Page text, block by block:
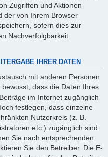
Zugriffen und Aktionen
der von Ihrem Browser
sofern dies zur
Nachverfolgbarkeit
IHRER DATEN
mit anderen Personen
dass die Daten Ihres
im Internet zugänglich
festlegen, dass einzelne
Nutzerkreis (z. B.
etc.) zugänglich sind.
Sie nach entsprechenden
Sie den Betreiber. Die E-